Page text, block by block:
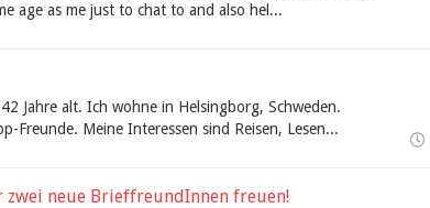
age as me just to chat to and also hel...
Jahre alt. Ich wohne in Helsingborg, Schweden.
Freunde. Meine Interessen sind Reisen, Lesen...
neue BrieffreundInnen freuen!